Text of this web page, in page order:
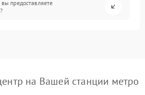
предоставляете
на Вашей станции метро